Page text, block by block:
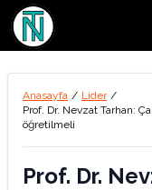
Anasayfa / Lider /
Prof. Dr. Nevzat Tarhan:
öğretilmeli
Prof. Dr.